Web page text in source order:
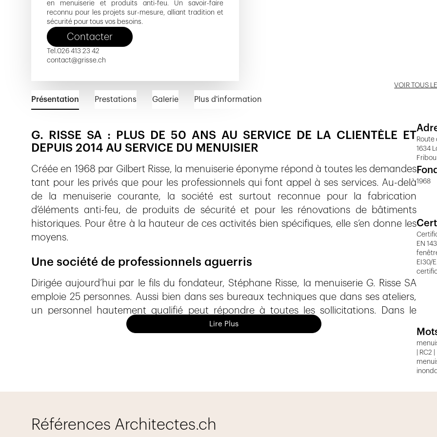
en menuiserie et produits anti-feu. Un savoir-faire
reconnu pour les projets sur-mesure, alliant tradition et
sécurité pour tous vos besoins.
Contacter
Tel.026 413 23 42
contact@grisse.ch
VOIR TOUS
Présentation Prestations Galerie Plus d'information
G. RISSE SA : PLUS DE 50 ANS AU SERVICE DE LA CLIENTÈLE ET
DEPUIS 2014 AU SERVICE DU MENUISIER
Créée en 1968 par Gilbert Risse, la menuiserie éponyme répond à toutes les demandes
tant pour les privés que pour les professionnels qui font appel à ses services. Au-delà
de la menuiserie courante, la société est surtout reconnue pour la fabrication
d’éléments anti-feu, de produits de sécurité et pour les rénovations de bâtiments
historiques. Pour être à la hauteur de ces activités bien spécifiques, elle s’en donne les
moyens.
Une société de professionnels aguerris
Dirigée aujourd’hui par le fils du fondateur, Stéphane Risse, la menuiserie G. Risse SA
emploie 25 personnes. Aussi bien dans ses bureaux techniques que dans ses ateliers,
un personnel hautement qualifié peut répondre à toutes les sollicitations. Dans le
même temps, la société est attachée à transmettre son savoir-faire et forme, en
L’anti-feu, une spécialité sans limites !
spécialisant dans tout ce qui est anti-feu. Pour renforcer ce créneau, il est devenu
Lire Plus
Route
1634
1968
EN
EI30/
|
Références Architectes.ch